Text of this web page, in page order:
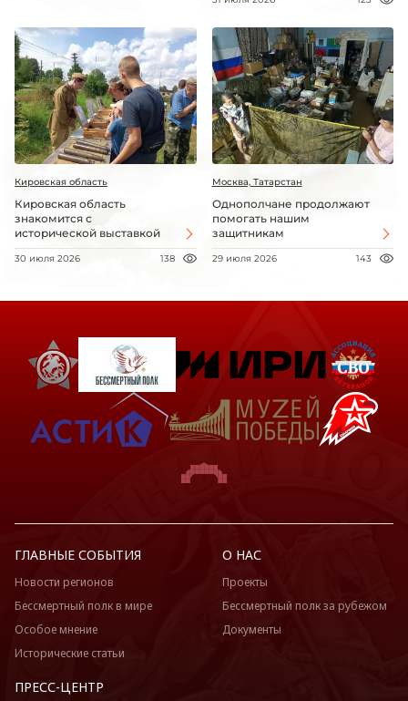
Кировская область
Кировская область
знакомится с
исторической выставкой
30 июля 2026 138
Москва, Татарстан
Однополчане продолжают
помогать нашим
защитникам
29 июля 2026 143
ГЛАВНЫЕ СОБЫТИЯ
Новости регионов
Бессмертный полк в мире
Особое мнение
Исторические статьи
О НАС
Проекты
Бессмертный полк за рубежом
Документы
ПРЕСС-ЦЕНТР